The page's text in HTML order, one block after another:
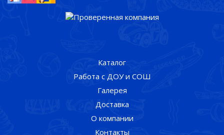
Каталог
Работа с ДОУ и СОШ
Галерея
Доставка
О компании
Контакты